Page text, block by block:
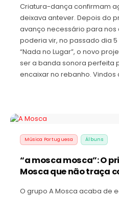
Criatura-dança confirmam
deixava antever. Depois do
avanço necessário para nos
poderia vir, no passado dia
“Nada no Lugar”, o novo
ser a banda sonora perfeita
encaixar no rebanho. Vindos
Música Portuguesa Álbuns
“a mosca mosca”: O
Mosca que não traça
O grupo A Mosca acaba de